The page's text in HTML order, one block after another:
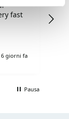
fast
6 giorni fa
Pausa